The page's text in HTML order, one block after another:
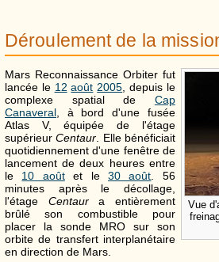
Déroulement de la
Vue
Mars Reconnaissance Orbiter fut
lancée le 12 août 2005 , depuis le
complexe spatial de Cap
Canaveral , à bord d'une fusée
Atlas V, équipée de l'étage
supérieurCentaur . Elle bénéficiait
quotidiennement d'une fenêtre de
lancement de deux heures entre
le 10 aoûtet le30 août . 56
minutes après le décollage,
l'étage Centaura entièrement
brûlé son combustible pour
placer la sonde MRO sur son
orbite de transfert interplanétaire
en direction de Mars.